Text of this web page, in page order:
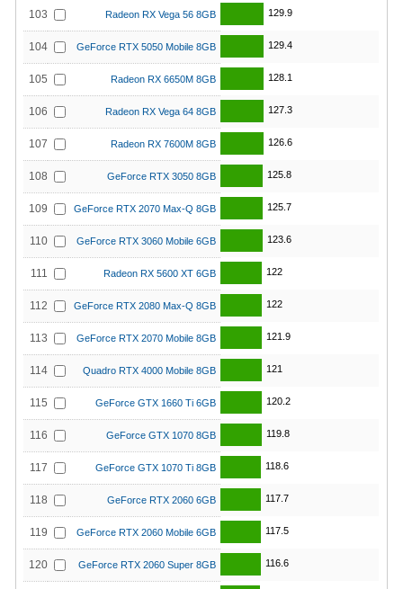
103 Radeon RX Vega 56 8GB 129.9
104 GeForce RTX 5050 Mobile 8GB 129.4
105 Radeon RX 6650M 8GB 128.1
106 Radeon RX Vega 64 8GB 127.3
107 Radeon RX 7600M 8GB 126.6
108 GeForce RTX 3050 8GB 125.8
109 GeForce RTX 2070 Max-Q 8GB 125.7
110 GeForce RTX 3060 Mobile 6GB 123.6
111 Radeon RX 5600 XT 6GB 122
112 GeForce RTX 2080 Max-Q 8GB 122
113 GeForce RTX 2070 Mobile 8GB 121.9
114 Quadro RTX 4000 Mobile 8GB 121
115 GeForce GTX 1660 Ti 6GB 120.2
116 GeForce GTX 1070 8GB 119.8
117 GeForce GTX 1070 Ti 8GB 118.6
118 GeForce RTX 2060 6GB 117.7
119 GeForce RTX 2060 Mobile 6GB 117.5
120 GeForce RTX 2060 Super 8GB 116.6